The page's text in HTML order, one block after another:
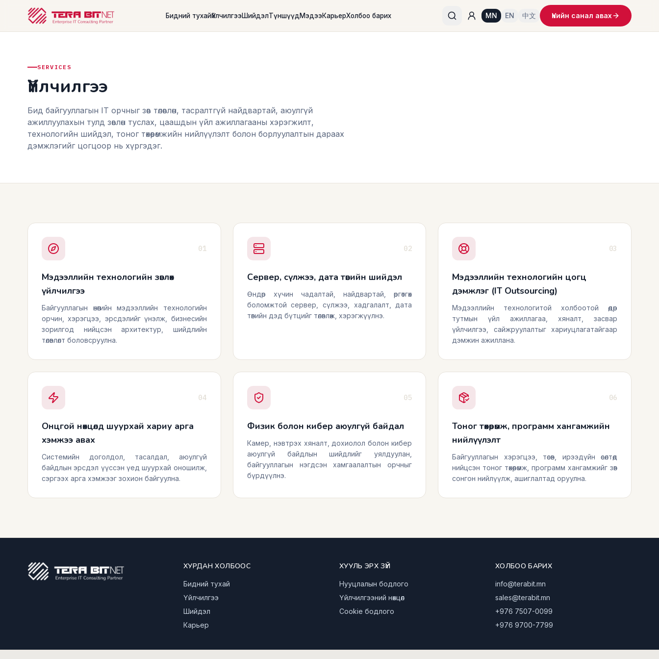
Үндсэн агуулга руу шилжих
Бидний тухайҮйлчилгээШийдэлТүншүүдМэдээКарьерХолбоо барих MN EN 中文 Үнийн санал авах
SERVICES
Үйлчилгээ
Бид байгууллагын IT орчныг зөв төлөвлөн, тасралтгүй найдвартай, аюулгүй
ажиллуулахын тулд зөвлөн туслах, цаашдын үйл ажиллагааны хэрэгжилт,
технологийн шийдэл, тоног төхөөрөмжийн нийлүүлэлт болон борлуулалтын дараах
дэмжлэгийг цогцоор нь хүргэдэг.
01
Мэдээллийн технологийн зөвлөх
үйлчилгээ
Байгууллагын өнөөгийн мэдээллийн технологийн
орчин, хэрэгцээ, эрсдэлийг үнэлж, бизнесийн
зорилгод нийцсэн архитектур, шийдлийн
төлөвлөлт боловсруулна.
02
Сервер, сүлжээ, дата төвийн шийдэл
Өндөр хүчин чадалтай, найдвартай, өргөтгөх
боломжтой сервер, сүлжээ, хадгалалт, дата
төвийн дэд бүтцийг төлөвлөж, хэрэгжүүлнэ.
03
Мэдээллийн технологийн цогц
дэмжлэг (IT Outsourcing)
Мэдээллийн технологитой холбоотой өдөр
тутмын үйл ажиллагаа, хяналт, засвар
үйлчилгээ, сайжруулалтыг хариуцлагатайгаар
дэмжин ажиллана.
04
Онцгой нөхцөлд шуурхай хариу арга
хэмжээ авах
Системийн доголдол, тасалдал, аюулгүй
байдлын эрсдэл үүссэн үед шуурхай оношилж,
сэргээх арга хэмжээг зохион байгуулна.
05
Физик болон кибер аюулгүй байдал
Камер, нэвтрэх хяналт, дохиолол болон кибер
аюулгүй байдлын шийдлийг уялдуулан,
байгууллагын нэгдсэн хамгаалалтын орчныг
бүрдүүлнэ.
06
Тоног төхөөрөмж, программ хангамжийн
нийлүүлэлт
Байгууллагын хэрэгцээ, төсөв, ирээдүйн өсөлтөд
нийцсэн тоног төхөөрөмж, программ хангамжийг зөв
сонгон нийлүүлж, ашиглалтад оруулна.
ХУРДАН ХОЛБООС
Бидний тухай
Үйлчилгээ
Шийдэл
Карьер
ХУУЛЬ ЭРХ ЗҮЙ
Нууцлалын бодлого
Үйлчилгээний нөхцөл
Cookie бодлого
ХОЛБОО БАРИХ
info@terabit.mn
sales@terabit.mn
+976 7507-0099
+976 9700-7799